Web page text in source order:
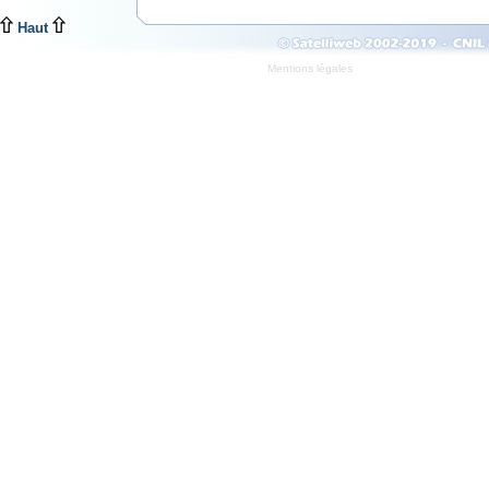
Haut
Mentions légales